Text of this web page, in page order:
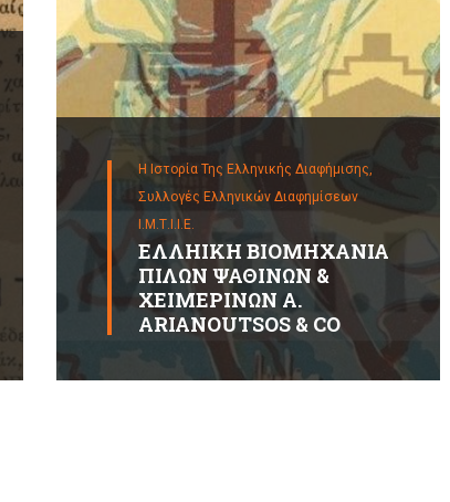
Η Ιστορία Της Ελληνικής Διαφήμισης,
Συλλογές Ελληνικών Διαφημίσεων
Ι.Μ.Τ.Ι.Ι.Ε.
ΕΛΛΗΙΚΗ ΒΙΟΜΗΧΑΝΙΑ
ΠΙΛΩΝ ΨΑΘΙΝΩΝ &
ΧΕΙΜΕΡΙΝΩΝ A.
ARIANOUTSOS & CO